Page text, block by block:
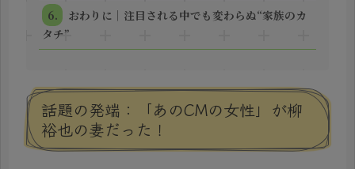
おわりに｜注目される中でも変わらぬ“家族のカ
タチ”
話題の発端：「あのCMの女性」が柳
裕也の妻だった！